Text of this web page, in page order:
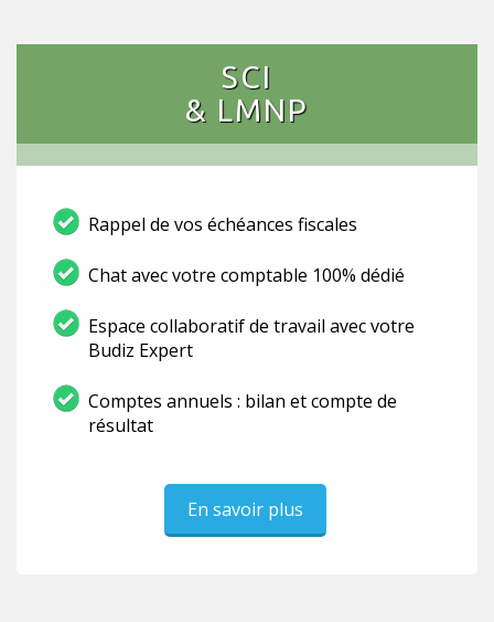
SCI
& LMNP
Rappel de vos échéances fiscales
Chat avec votre comptable 100% dédié
Espace collaboratif de travail avec votre
Budiz Expert
Comptes annuels : bilan et compte de
résultat
En savoir plus